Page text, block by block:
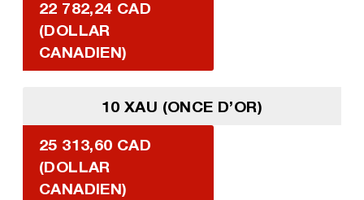
22 782,24 CAD
(DOLLAR
CANADIEN)
10 XAU (ONCE D’OR)
25 313,60 CAD
(DOLLAR
CANADIEN)